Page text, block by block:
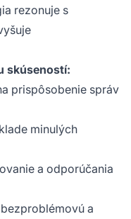
rezonuje s
skúseností:
prispôsobenie správ
minulých
a odporúčania
a